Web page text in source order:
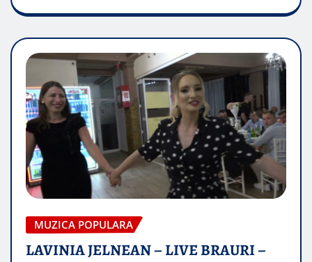
MUZICA POPULARA
LAVINIA JELNEAN – LIVE BRAURI –